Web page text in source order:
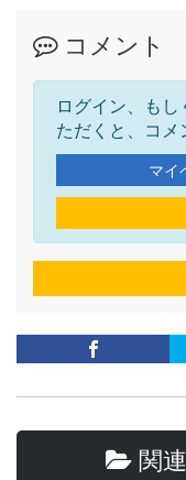
コメント
ログイン、も
ただくと、コメ
マイ
関